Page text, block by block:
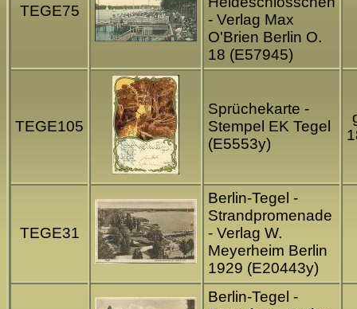
TEGE75
- Verlag Max
O'Brien Berlin O.
18 (E57945)
TEGE105
Sprüchekarte -
Stempel EK Tegel
(E5553y)
TEGE31
Berlin-Tegel -
Strandpromenade
- Verlag W.
Meyerheim Berlin
1929 (E20443y)
Berlin-Tegel -